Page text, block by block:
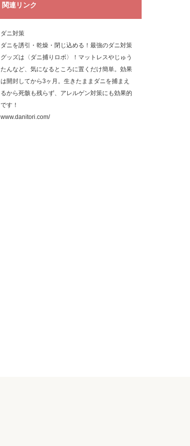
関連リンク
ダニ対策
ダニを誘引・乾燥・閉じ込める！最強のダニ対策
グッズは〈ダニ捕りロボ〉！マットレスやじゅう
たんなど、気になるところに置くだけ簡単。効果
は開封してから3ヶ月。生きたままダニを捕まえ
るから死骸も残らず、アレルゲン対策にも効果的
です！
www.danitori.com/